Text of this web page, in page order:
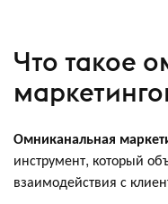
Что такое
Омниканальная
инструмент, который
взаимодействия с